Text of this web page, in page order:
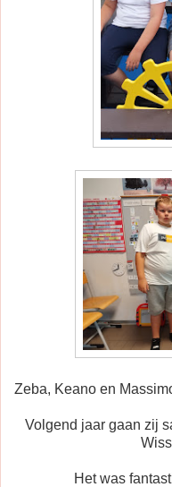
Zeba, Keano en
Volgend jaar gaan zij
Het was